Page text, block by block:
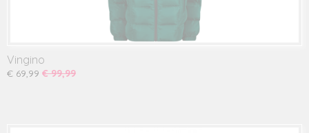
Vingino
€ 69,99 € 99,99